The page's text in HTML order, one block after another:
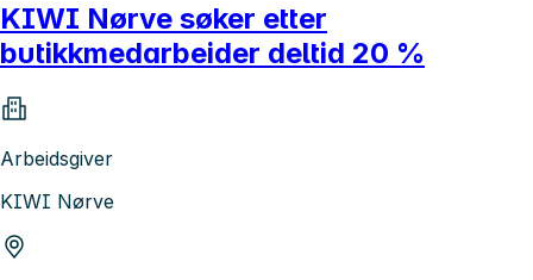
KIWI Nørve søker etter
butikkmedarbeider deltid 20 %
Arbeidsgiver
KIWI Nørve